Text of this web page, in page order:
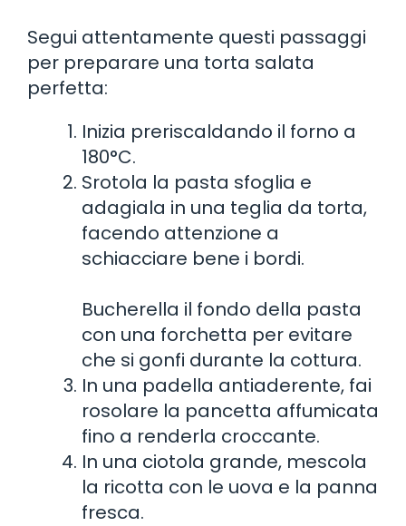
Segui attentamente questi passaggi
per preparare una torta salata
perfetta:
Inizia preriscaldando il forno a
180°C.
Srotola la pasta sfoglia e
adagiala in una teglia da torta,
facendo attenzione a
schiacciare bene i bordi.
Bucherella il fondo della pasta
con una forchetta per evitare
che si gonfi durante la cottura.
In una padella antiaderente, fai
rosolare la pancetta affumicata
fino a renderla croccante.
In una ciotola grande, mescola
la ricotta con le uova e la panna
fresca.